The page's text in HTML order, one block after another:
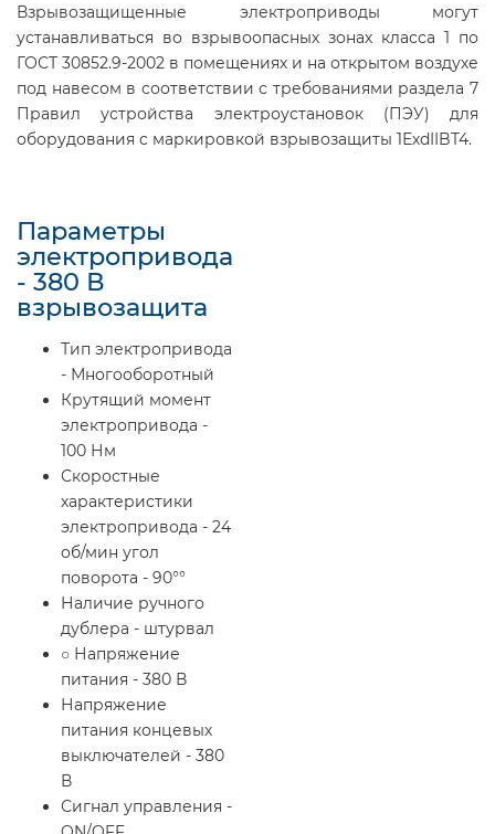
Взрывозащищенные электроприводы могут
устанавливаться во взрывоопасных зонах класса 1 по
ГОСТ 30852.9-2002 в помещениях и на открытом воздухе
под навесом в соответствии с требованиями раздела 7
Правил устройства электроустановок (ПЭУ) для
оборудования с маркировкой взрывозащиты 1ЕхdIIBT4.
Параметры
электропривода
- 380 В
взрывозащита
Тип электропривода
- Многооборотный
Крутящий момент
электропривода -
100 Нм
Скоростные
характеристики
электропривода - 24
об/мин угол
поворота - 90°°
Наличие ручного
дублера - штурвал
○ Напряжение
питания - 380 В
Напряжение
питания концевых
выключателей - 380
В
Сигнал управления -